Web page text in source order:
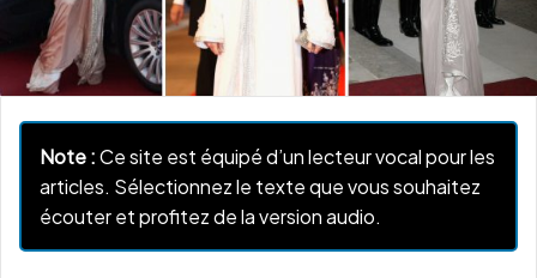
Note :Ce site est équipé d’un lecteur vocal pour les
articles. Sélectionnez le texte que vous souhaitez
écouter et profitez de la version audio.